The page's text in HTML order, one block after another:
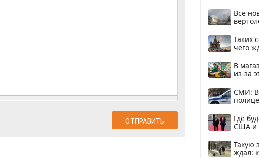
Все
Таких
чего
В
из-за
СМИ: В
Где
США и
Такую
ждал: